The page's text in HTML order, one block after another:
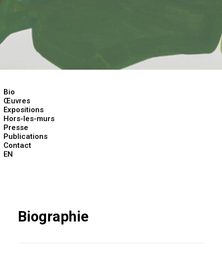
Bio
Œuvres
Expositions
Hors-les-murs
Presse
Publications
Contact
EN
Biographie